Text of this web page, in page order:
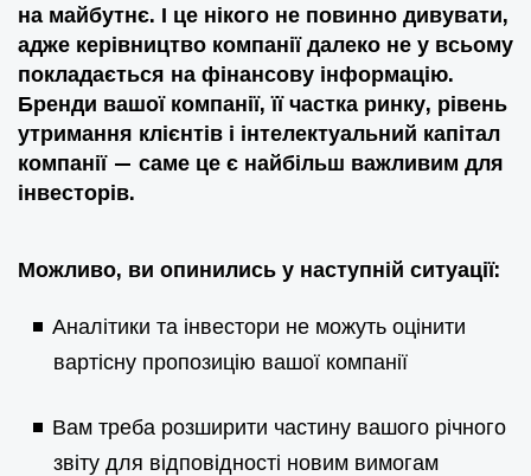
на майбутнє. І це нікого не повинно дивувати,
адже керівництво компанії далеко не у всьому
покладається на фінансову інформацію.
Бренди вашої компанії, її частка ринку, рівень
утримання клієнтів і інтелектуальний капітал
компанії — саме це є найбільш важливим для
інвесторів.
Можливо, ви опинились у наступній ситуації:
Аналітики та інвестори не можуть оцінити
вартісну пропозицію вашої компанії
Вам треба розширити частину вашого річного
звіту для відповідності новим вимогам